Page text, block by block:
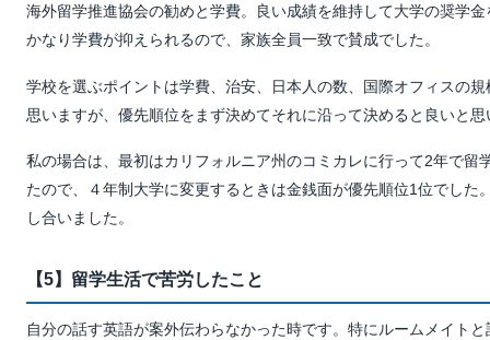
海外留学推進協会の勧めと学費。良い成績を維持して大学の奨学
かなり学費が抑えられるので、家族全員一致で賛成でした。
学校を選ぶポイントは学費、治安、日本人の数、国際オフィスの
思いますが、優先順位をまず決めてそれに沿って決めると良いと思
私の場合は、最初はカリフォルニア州のコミカレに行って2年で留
たので、４年制大学に変更するときは金銭面が優先順位1位でした
し合いました。
【5】留学生活で苦労したこと
自分の話す英語が案外伝わらなかった時です。特にルームメイト